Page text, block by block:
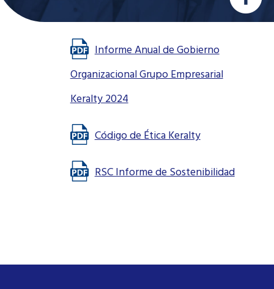
Informe Anual de Gobierno
Organizacional Grupo Empresarial
Keralty 2024
Código de Ética Keralty
RSC Informe de Sostenibilidad